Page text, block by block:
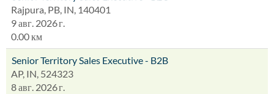
Rajpura, PB, IN, 140401
9 авг. 2026 г.
0.00 км
Senior Territory Sales Executive - B2B
AP, IN, 524323
8 авг. 2026 г.